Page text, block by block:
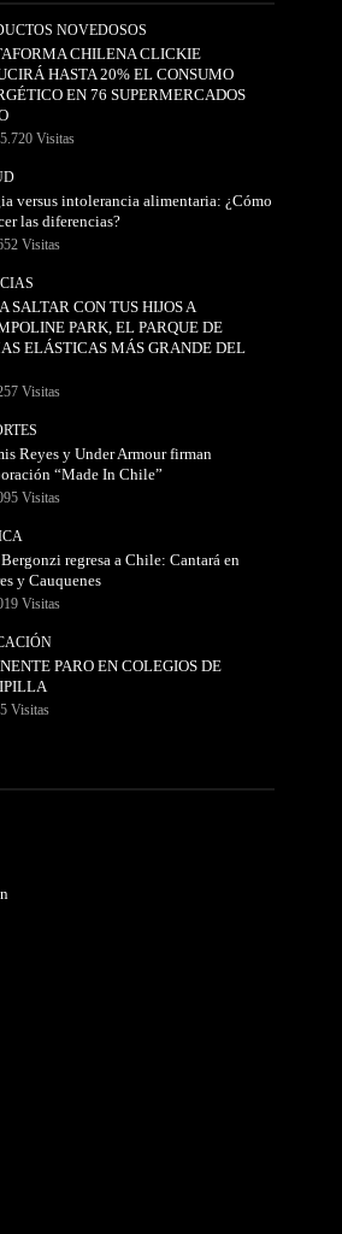
NOVEDOSOS
CHILENA CLICKIE
HASTA 20% EL CONSUMO
EN 76 SUPERMERCADOS
Visitas
versus intolerancia alimentaria: ¿Cómo
las diferencias?
Visitas
SALTAR CON TUS HIJOS A
PARK, EL PARQUE DE
ELÁSTICAS MÁS GRANDE DEL
Visitas
Reyes y Under Armour firman
“Made In Chile”
Visitas
regresa a Chile: Cantará en
y Cauquenes
Visitas
PARO EN COLEGIOS DE
Visitas